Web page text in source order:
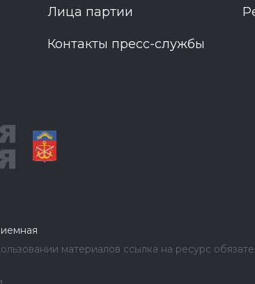
Лица партии
Контакты пресс-службы
материалов ссылка на ресурс